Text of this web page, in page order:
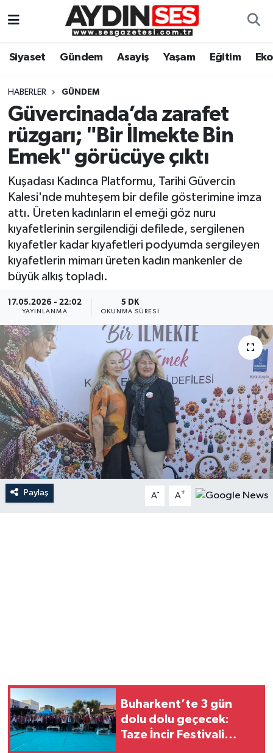
Siyaset Gündem Asayiş Yaşam Eğitim
HABERLER GÜNDEM
Güvercinada’da zarafet
rüzgarı; "Bir İlmekte Bin
Emek" görücüye çıktı
Kuşadası Kadınca Platformu, Tarihi Güvercin
Kalesi'nde muhteşem bir defile gösterimine imza
attı. Üreten kadınların el emeği göz nuru
kıyafetlerinin sergilendiği defilede, sergilenen
kıyafetler kadar kıyafetleri podyumda sergileyen
kıyafetlerin mimarı üreten kadın mankenler de
büyük alkış topladı.
17.05.2026 - 22:02
YAYINLANMA
5 DK
OKUNMA SÜRESI
Paylaş A- A+
Buharkent’te 3 gün
dolu dolu geçecek:
Taze İncir Festivali
Gündem
Siyaset
Ekonomi
Eğitim
Kültür Sanat
Spor
Aydın Hava Durumu
Aydin Namaz Vakitleri
Aydın Trafik Yoğunluk Haritası
Süper Lig Puan Durumu ve Fikstür
Tüm Manşetler
Son Dakika Haberleri
Haber Arşivi